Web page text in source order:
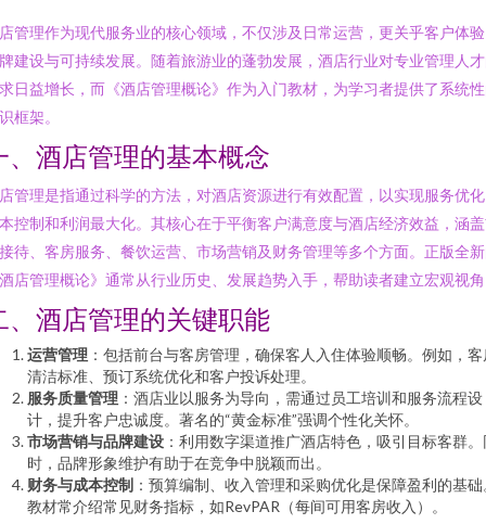
管理作为现代服务业的核心领域，不仅涉及日常运营，更关乎客户体
建设与可持续发展。随着旅游业的蓬勃发展，酒店行业对专业管理人
日益增长，而《酒店管理概论》作为入门教材，为学习者提供了系统
框架。
、酒店管理的基本概念
管理是指通过科学的方法，对酒店资源进行有效配置，以实现服务优
控制和利润最大化。其核心在于平衡客户满意度与酒店经济效益，涵
待、客房服务、餐饮运营、市场营销及财务管理等多个方面。正版全
店管理概论》通常从行业历史、发展趋势入手，帮助读者建立宏观视
、酒店管理的关键职能
运营管理 ：包括前台与客房管理，确保客人入住体验顺畅。例如，客
清洁标准、预订系统优化和客户投诉处理。
服务质量管理 ：酒店业以服务为导向，需通过员工培训和服务流程设
计，提升客户忠诚度。著名的“黄金标准”强调个性化关怀。
市场营销与品牌建设 ：利用数字渠道推广酒店特色，吸引目标客群
时，品牌形象维护有助于在竞争中脱颖而出。
财务与成本控制 ：预算编制、收入管理和采购优化是保障盈利的基础
教材常介绍常见财务指标，如RevPAR（每间可用客房收入）。